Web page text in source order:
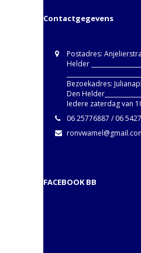
Contactgegevens
Postadres:
Helder
Bezoekadres:
Den
Iedere zaterdag van
06 25776887 / 06
FACEBOOK BB